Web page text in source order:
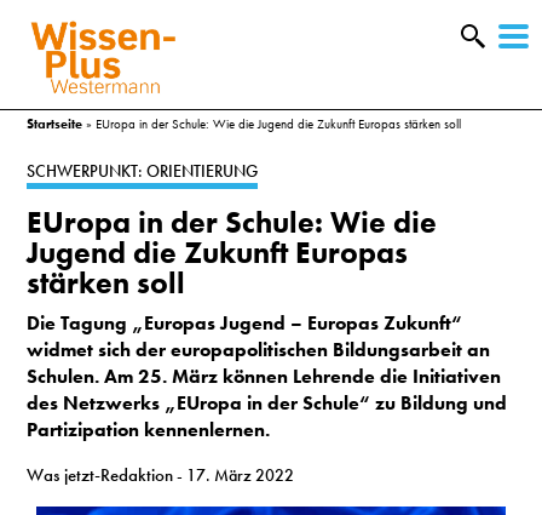
Startseite » EUropa in der Schule: Wie die Jugend die Zukunft Europas stärken soll
SCHWERPUNKT: ORIENTIERUNG
EUropa in der Schule: Wie die
Jugend die Zukunft Europas
stärken soll
Die Tagung „Europas Jugend – Europas Zukunft“
widmet sich der europapolitischen Bildungsarbeit an
Schulen. Am 25. März können Lehrende die Initiativen
des Netzwerks „EUropa in der Schule“ zu Bildung und
Partizipation kennenlernen.
Was jetzt-Redaktion- 17. März 2022